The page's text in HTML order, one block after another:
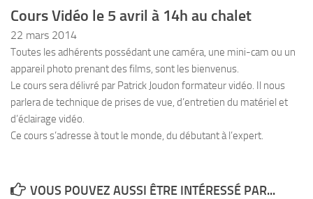
INFOS CNV
Bienvenue
Contacts
Documents utiles
Encadrement
Historique
ECOLE DE PLONGEE
Cours Vidéo le 5 avril à 14h au chalet
22 mars 2014
Toutes les adhérents possédant une caméra, une mini-cam ou un
appareil photo prenant des films, sont les bienvenus.
Le cours sera délivré par Patrick Joudon formateur vidéo. Il nous
parlera de technique de prises de vue, d’entretien du matériel et
d’éclairage vidéo.
Ce cours s’adresse à tout le monde, du débutant à l’expert.
VOUS POUVEZ AUSSI ÊTRE INTÉRESSÉ PAR...